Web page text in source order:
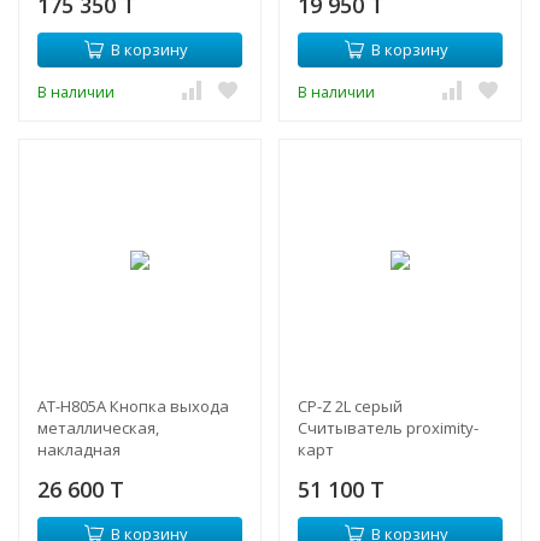
В корзину
В наличии
В корзину
В наличии
AT-H805A Кнопка выхода
металлическая,
накладная
26 600 T
В корзину
CP-Z 2L серый
Cчитыватель proximity-
карт
51 100 T
В корзину